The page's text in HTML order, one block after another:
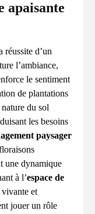
apaisante
réussite d’un
l’ambiance,
le sentiment
de plantations
du sol
les besoins
paysager
une dynamique
à l’espace de
et
jouer un rôle